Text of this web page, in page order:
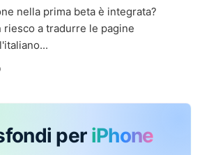
nella prima beta è integrata?
riesco a tradurre le pagine
per iPhone